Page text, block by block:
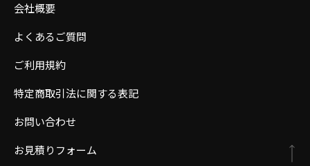
会社概要
よくあるご質問
ご利用規約
特定商取引法に関する表記
お問い合わせ
お見積りフォーム